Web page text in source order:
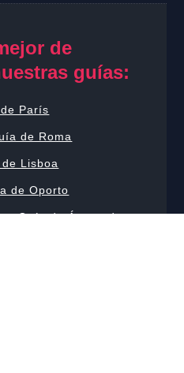
de
guías:
París
de Roma
Lisboa
de Oporto
- Guía de Ámsterdam